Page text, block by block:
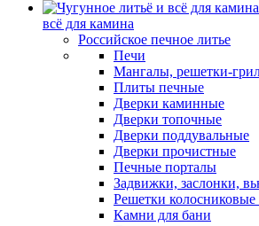
всё для камина
Российское печное литье
Печи
Мангалы, решетки-
Плиты печные
Дверки каминные
Дверки топочные
Дверки поддувальные
Дверки прочистные
Печные порталы
Задвижки, заслонки,
Решетки
Камни для бани